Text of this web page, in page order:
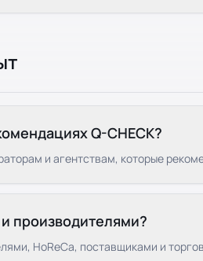
Q-CHECK?
и агентствам, которые
производителями?
HoReCa, поставщиками и